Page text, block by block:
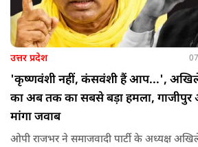
उत्तर प्रदेश
'कृष्णवंशी नहीं, कंसवंशी हैं आप...',
का अब तक का सबसे बड़ा हमला,
मांगा जवाब
ओपी राजभर ने समाजवादी पार्टी के अध्यक्ष अखिलेश यादव पर व्यक्तिगत